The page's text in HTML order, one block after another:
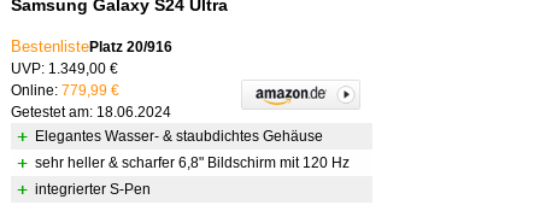
Samsung Galaxy S24 Ultra
BestenlistePlatz 20/916
UVP: 1.349,00 €
Online: 779,99 €
Getestet am: 18.06.2024
Elegantes Wasser- & staubdichtes Gehäuse
sehr heller & scharfer 6,8" Bildschirm mit 120 Hz
integrierter S-Pen